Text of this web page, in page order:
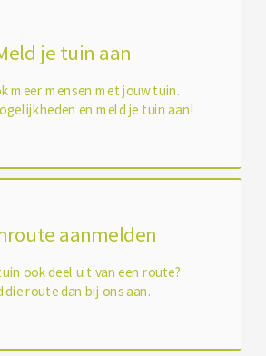
je tuin aan
meer mensen met jouw tuin.
en meld je tuin aan!
aanmelden
ook deel uit van een route?
die route dan bij ons aan.